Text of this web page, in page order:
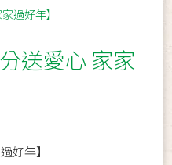
過好年】
送愛心 家家
好年】